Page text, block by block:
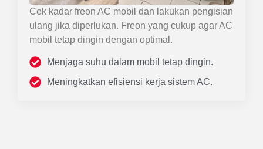
Cek kadar freon AC mobil dan lakukan pengisian
ulang jika diperlukan. Freon yang cukup agar AC
mobil tetap dingin dengan optimal.
Menjaga suhu dalam mobil tetap dingin.
Meningkatkan efisiensi kerja sistem AC.